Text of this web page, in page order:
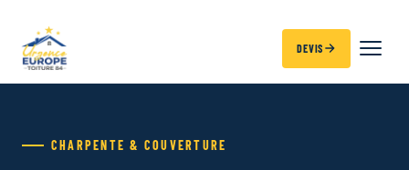
DEVIS
CHARPENTE & COUVERTURE